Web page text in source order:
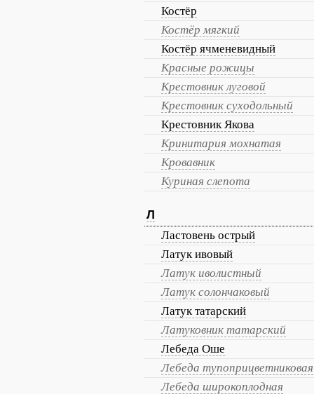
Костёр
Костёр мягкий
Костёр ячменевидный
Красные рожицы
Крестовник луговой
Крестовник суходольный
Крестовник Якова
Кринитария мохнатая
Кровавник
Куриная слепота
Л
Ластовень острый
Латук ивовый
Латук иволистный
Латук солончаковый
Латук татарский
Латуковник татарский
Лебеда Оше
Лебеда тупоприцветниковая
Лебеда широкоплодная